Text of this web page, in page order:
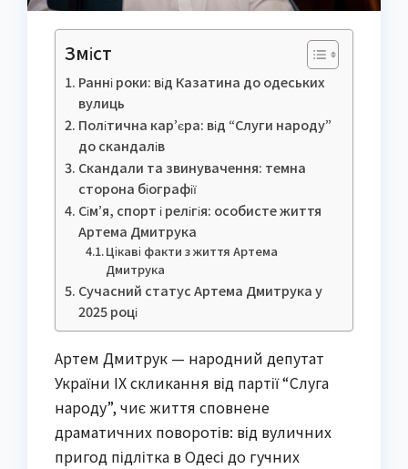
Зміст
Ранні роки: від Казатина до одеських
вулиць
Політична кар’єра: від “Слуги народу”
до скандалів
Скандали та звинувачення: темна
сторона біографії
Сім’я, спорт і релігія: особисте життя
Артема Дмитрука
Цікаві факти з життя Артема
Дмитрука
Сучасний статус Артема Дмитрука у
2025 році
Артем Дмитрук — народний депутат
України IX скликання від партії “Слуга
народу”, чиє життя сповнене
драматичних поворотів: від вуличних
пригод підлітка в Одесі до гучних